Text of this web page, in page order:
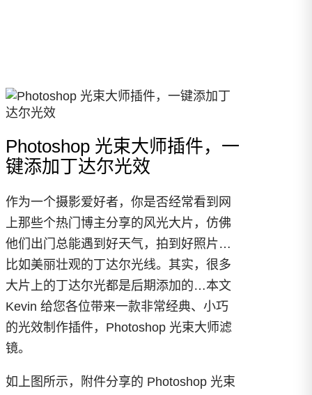
Photoshop 光束大师插件，一
键添加丁达尔光效
作为一个摄影爱好者，你是否经常看到网
上那些个热门博主分享的风光大片，仿佛
他们出门总能遇到好天气，拍到好照片…
比如美丽壮观的丁达尔光线。其实，很多
大片上的丁达尔光都是后期添加的…本文
Kevin 给您各位带来一款非常经典、小巧
的光效制作插件，Photoshop 光束大师滤
镜。
如上图所示，附件分享的 Photoshop 光束